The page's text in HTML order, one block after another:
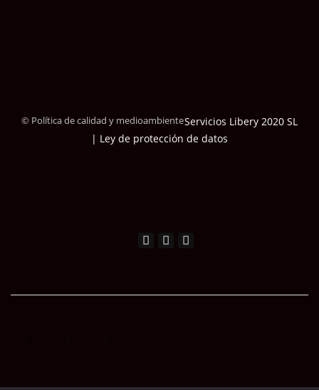
© Política de calidad y medioambienteServicios Libery 2020 SL
| Ley de protección de datos